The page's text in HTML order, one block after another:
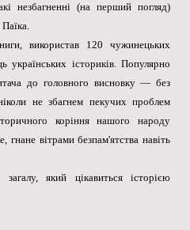
незбагненні (на перший погляд)
використав 120 чужинецьких
українських істориків. Популярно
до головного висновку — без
не збагнем пекучих проблем
коріння нашого народу
гнане вітрами безпам'ятства навіть
який цікавиться історією